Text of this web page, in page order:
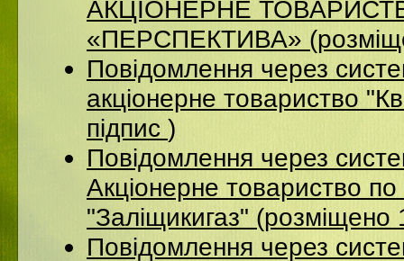
АКЦІОНЕРНЕ
«ПЕРСПЕКТИВА»
Повідомлення через
акціонерне товариство
підпис )
Повідомлення через
Акціонерне товариство по
"Заліщикигаз"
Повідомлення через